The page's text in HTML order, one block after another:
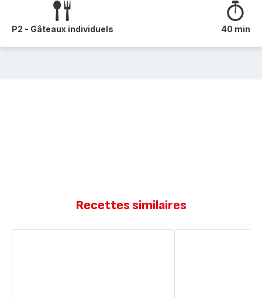
P2 - Gâteaux individuels 40 min
Recettes similaires